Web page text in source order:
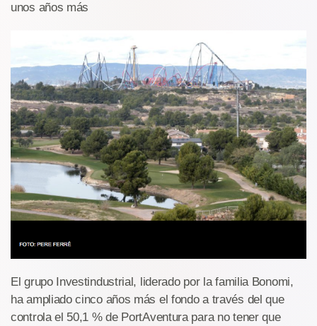
unos años más
El grupo Investindustrial, liderado por la familia Bonomi,
ha ampliado cinco años más el fondo a través del que
controla el 50,1 % de PortAventura para no tener que